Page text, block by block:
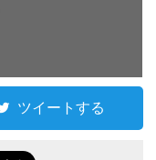
ツイートする